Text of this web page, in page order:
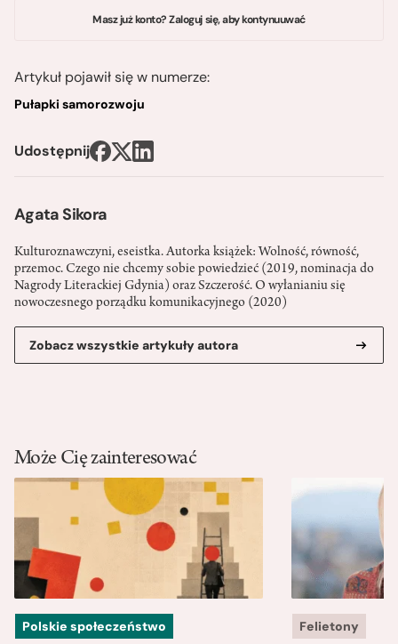
Agata Sikora
Kulturoznawczyni, eseistka. Autorka książek: Wolność, równość,
przemoc. Czego nie chcemy sobie powiedzieć (2019, nominacja do
Nagrody Literackiej Gdynia) oraz Szczerość. O wyłanianiu się
nowoczesnego porządku komunikacyjnego (2020)
Zobacz wszystkie artykuły autora
Masz już konto? Zaloguj się, aby kontynuuwać
Artykuł pojawił się w numerze:
Pułapki samorozwoju
Udostępnij
Może Cię zainteresować
Polskie społeczeństwo Felietony